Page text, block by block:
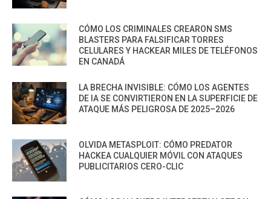
CÓMO LOS CRIMINALES CREARON SMS
BLASTERS PARA FALSIFICAR TORRES
CELULARES Y HACKEAR MILES DE TELÉFONOS
EN CANADÁ
LA BRECHA INVISIBLE: CÓMO LOS AGENTES
DE IA SE CONVIRTIERON EN LA SUPERFICIE DE
ATAQUE MÁS PELIGROSA DE 2025–2026
OLVIDA METASPLOIT: CÓMO PREDATOR
HACKEA CUALQUIER MÓVIL CON ATAQUES
PUBLICITARIOS CERO-CLIC